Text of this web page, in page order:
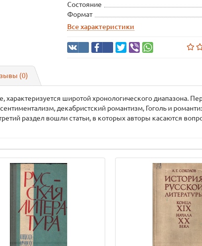
Состояние
Формат
Все характеристики
(0)
характеризуется широтой хронологического диапазона.
декабристский романтизм, Гоголь и
раздел вошли статьи, в которых авторы касаются